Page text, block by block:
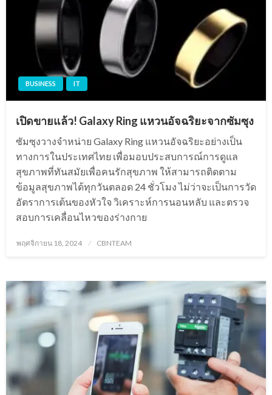
BUSINESS IT
เปิดขายแล้ว! Galaxy Ring แหวนอัจฉริยะจากซัมซุง
ซัมซุงวางจำหน่าย Galaxy Ring แหวนอัจฉริยะอย่างเป็น
ทางการในประเทศไทย เพื่อมอบประสบการณ์การดูแล
สุขภาพที่ทันสมัยเพื่อคนรักสุขภาพ ให้สามารถติดตาม
ข้อมูลสุขภาพได้ทุกวันตลอด 24 ชั่วโมง ไม่ว่าจะเป็นการวัด
อัตราการเต้นของหัวใจ วิเคราะห์การนอนหลับ และตรวจ
สอบการเคลื่อนไหวของร่างกาย
Posted
พฤศจิกายน 18, 2024 CBNTEAM